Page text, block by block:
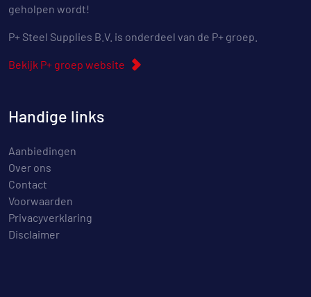
geholpen wordt!
P+ Steel Supplies B.V. is onderdeel van de P+ groep.
Bekijk P+ groep website
Handige links
Aanbiedingen
Over ons
Contact
Voorwaarden
Privacyverklaring
Disclaimer